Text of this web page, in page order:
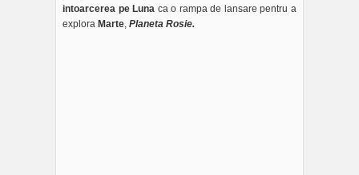
intoarcerea pe Luna ca o rampa de lansare pentru a
explora Marte, Planeta Rosie.